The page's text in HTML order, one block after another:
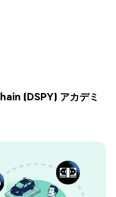
(DSPY) アカデミ